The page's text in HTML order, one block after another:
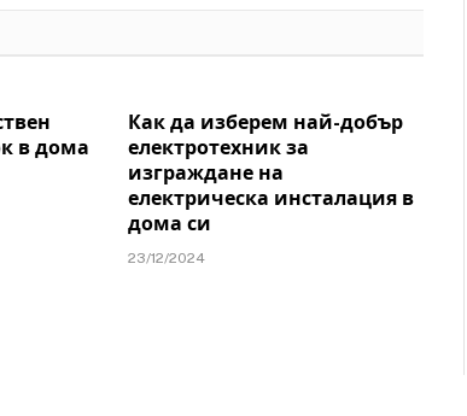
в дома
Как да изберем най-добър
електротехник за
изграждане на
електрическа инсталация в
дома си
23/12/2024